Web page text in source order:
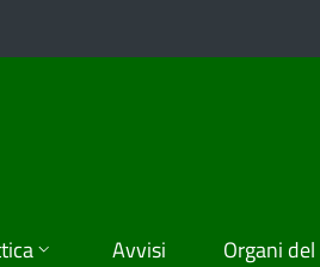
Avvisi Organi del